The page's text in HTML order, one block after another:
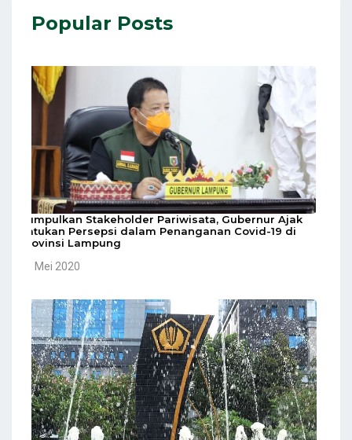
Popular Posts
Kumpulkan Stakeholder Pariwisata, Gubernur Ajak
Satukan Persepsi dalam Penanganan Covid-19 di
Provinsi Lampung
10 Mei 2020